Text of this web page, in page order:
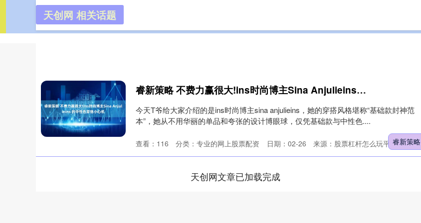
天创网 相关话题
睿新策略 不费力赢很大!ins时尚博主Sina Anjulieins 的中性色穿搭小心机
今天T爷给大家介绍的是ins时尚博主sina anjulieins，她的穿搭风格堪称“基础款封神范
本”，她从不用华丽的单品和夸张的设计博眼球，仅凭基础款与中性色....
睿新策略
日期：02-26 来源：股票杠杆怎么玩平台
查看： 116 分类： 专业的网上股票配资
天创网文章已加载完成